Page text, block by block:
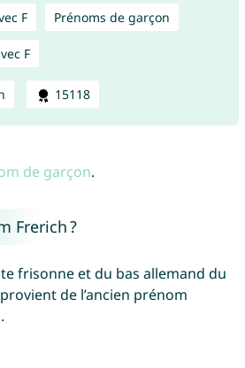
F Prénoms de garçon
F
15118
de garçon.
Frerich ?
frisonne et du bas allemand du
de l’ancien prénom
.